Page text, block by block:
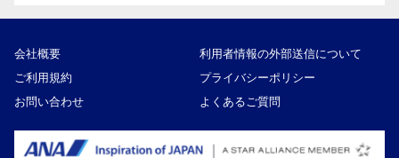
会社概要
利用者情報の外部送信について
ご利用規約
プライバシーポリシー
お問い合わせ
よくあるご質問